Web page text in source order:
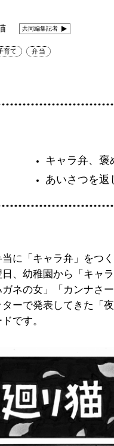
共同編集記者
育て 弁当
キャラ弁、
あいさつを返
に「キャラ弁」をつ
、幼稚園から「キャ
ネの女」「カンナさ
ターで発表してきた「
です。